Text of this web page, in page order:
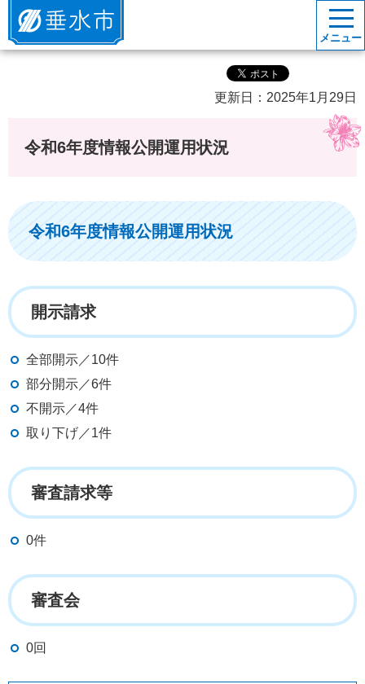
垂水市
メニュー
更新日：2025年1月29日
令和6年度情報公開運用状況
令和6年度情報公開運用状況
開示請求
全部開示／10件
部分開示／6件
不開示／4件
取り下げ／1件
審査請求等
0件
審査会
0回